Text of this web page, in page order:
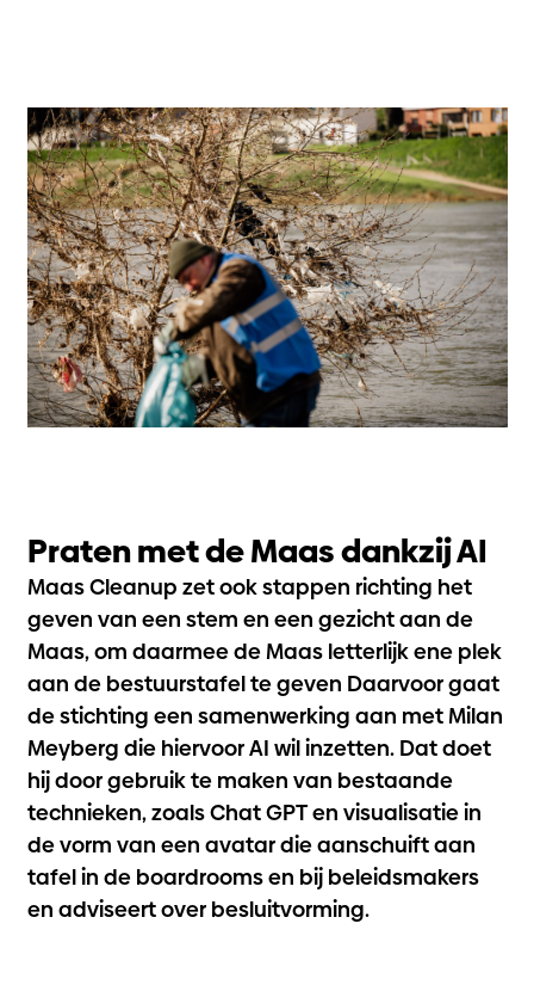
Praten met de Maas dankzij AI
Maas Cleanup zet ook stappen richting het
geven van een stem en een gezicht aan de
Maas, om daarmee de Maas letterlijk ene plek
aan de bestuurstafel te geven Daarvoor gaat
de stichting een samenwerking aan met Milan
Meyberg die hiervoor AI wil inzetten. Dat doet
hij door gebruik te maken van bestaande
technieken, zoals Chat GPT en visualisatie in
de vorm van een avatar die aanschuift aan
tafel in de boardrooms en bij beleidsmakers
en adviseert over besluitvorming.